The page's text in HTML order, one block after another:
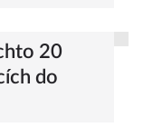
20
do